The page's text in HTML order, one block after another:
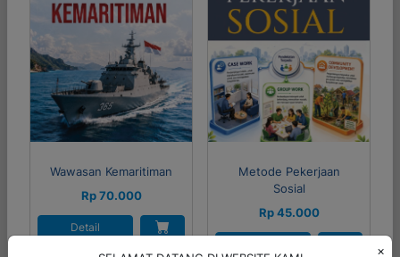
Wawasan Kemaritiman
Rp 70.000
Detail
Metode Pekerjaan
Sosial
Rp 45.000
×